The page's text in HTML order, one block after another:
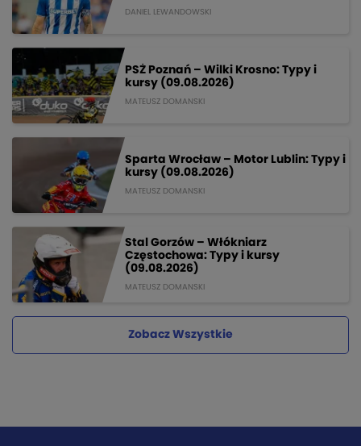
DANIEL LEWANDOWSKI
PSŻ Poznań – Wilki Krosno: Typy i
kursy (09.08.2026)
MATEUSZ DOMANSKI
Sparta Wrocław – Motor Lublin: Typy i
kursy (09.08.2026)
MATEUSZ DOMANSKI
Stal Gorzów – Włókniarz
Częstochowa: Typy i kursy
(09.08.2026)
MATEUSZ DOMANSKI
Zobacz Wszystkie